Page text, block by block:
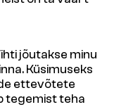
jõutakse minu
Küsimuseks
ettevõtete
tegemist teha